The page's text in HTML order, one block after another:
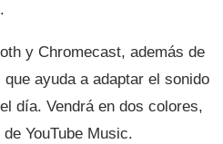
y Chromecast, además de
ayuda a adaptar el sonido
día. Vendrá en dos colores,
YouTube Music.